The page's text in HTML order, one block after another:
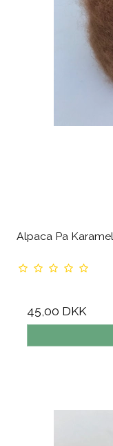
Alpaca Pa Karamel
45,00 DKK